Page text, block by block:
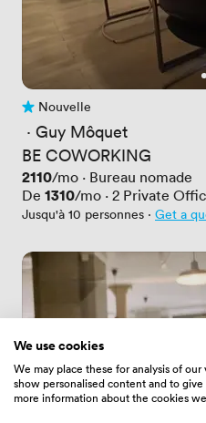
Pas encore d'avis
Nouvelle
· Guy Môquet
BE COWORKING
Prix
2110/mo · Bureau nomade
De Prix
1310/mo · 2 Private
Jusqu'à 10 personnes · Get a
We use cookies
We may place these for analysis of
show personalised content and to
more information about the cookies